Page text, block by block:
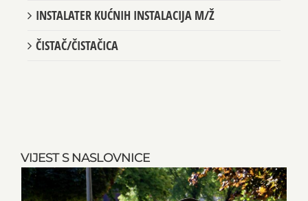
VIJEST S NASLOVNICE
INSTALATER KUĆNIH INSTALACIJA M/Ž
ČISTAČ/ČISTAČICA